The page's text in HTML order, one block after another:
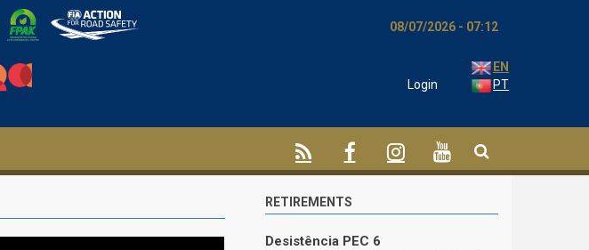
08/07/2026 - 07:12
Login
EN
PT
RETIREMENTS
Desistência PEC 6